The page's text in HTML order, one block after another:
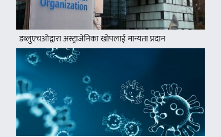
डब्लुएचओद्वारा अस्ट्राजेनिका खोपलाई मान्यता प्रदान